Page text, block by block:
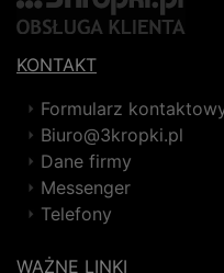
KONTAKT
Formularz
Biuro@3kropki.pl
Dane firmy
Messenger
Telefony
WAŻNE LINKI